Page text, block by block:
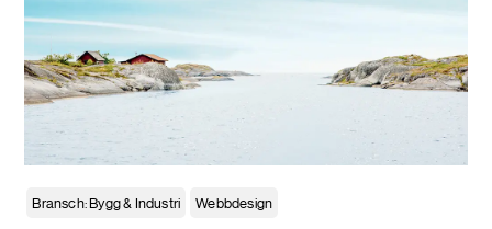
Bransch: Bygg & Industri Webbdesign